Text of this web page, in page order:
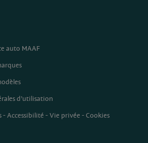
auto MAAF
d’utilisation
-Accessibilité -Vie privée -Cookies